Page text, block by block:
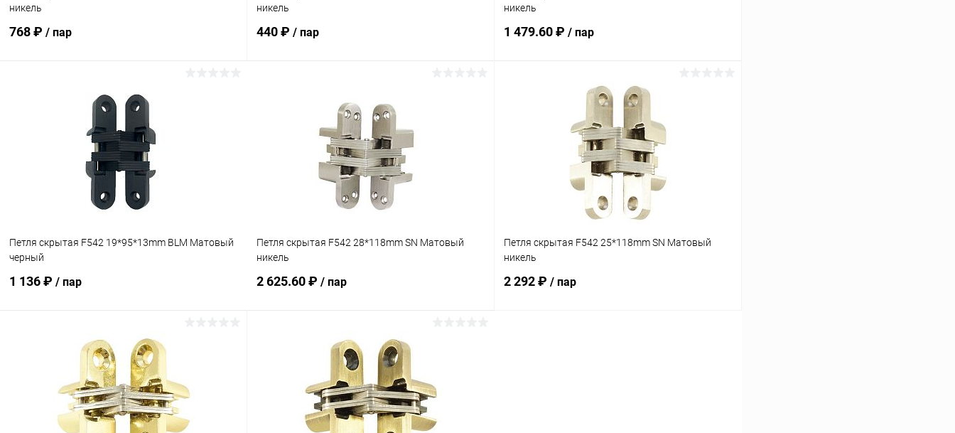
никель
768 ₽ / пар
Купить в 1 клик Сравнение
никель
440 ₽ / пар
Купить в 1 клик Сравнение
В наличии
никель
1 479.60 ₽ / пар
В корзину
Купить в 1 клик Сравнение
В наличии
Петля скрытая F542 19*95*13mm BLM Матовый
черный
1 136 ₽ / пар
В корзину
Купить в 1 клик Сравнение
В избранное В наличии
Петля скрытая F542 28*118mm SN Матовый
никель
2 625.60 ₽ / пар
В корзину
Купить в 1 клик Сравнение
В избранное В наличии
Петля скрытая F542 25*118mm SN Матовый
никель
2 292 ₽ / пар